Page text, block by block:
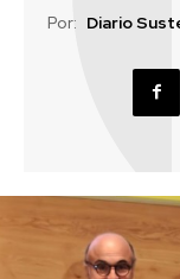
Por: Diario